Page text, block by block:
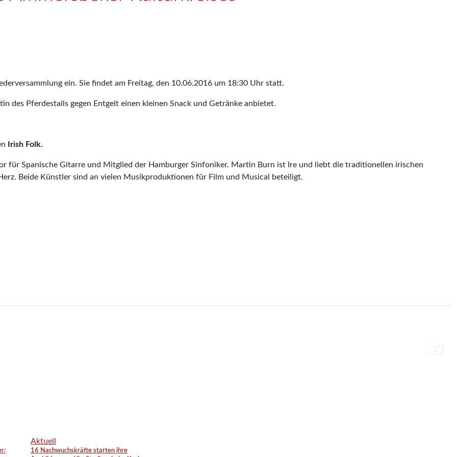
ein. Sie findet am Freitag, den 10.06.2016 um 18:30 Uhr statt.
des Pferdestalls gegen Entgelt einen kleinen Snack und Getränke anbietet.
Irish Folk.
für Spanische Gitarre und Mitglied der Hamburger Sinfoniker. Martin Burn ist Ire und liebt die traditionellen irischen
Beide Künstler sind an vielen Musikproduktionen für Film und Musical beteiligt.
Aktuell
16 Nachwuchskräfte starten ihre